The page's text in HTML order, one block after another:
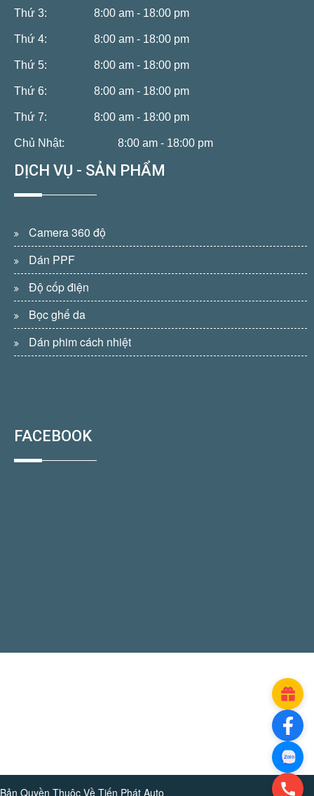
Thứ 3: 8:00 am - 18:00 pm
Thứ 4: 8:00 am - 18:00 pm
Thứ 5: 8:00 am - 18:00 pm
Thứ 6: 8:00 am - 18:00 pm
Thứ 7: 8:00 am - 18:00 pm
Chủ Nhật: 8:00 am - 18:00 pm
DỊCH VỤ - SẢN PHẨM
Camera 360 độ
Dán PPF
Độ cốp điện
Bọc ghế da
Dán phim cách nhiệt
FACEBOOK
Bản Quyền Thuộc Về Tiến Phát Auto